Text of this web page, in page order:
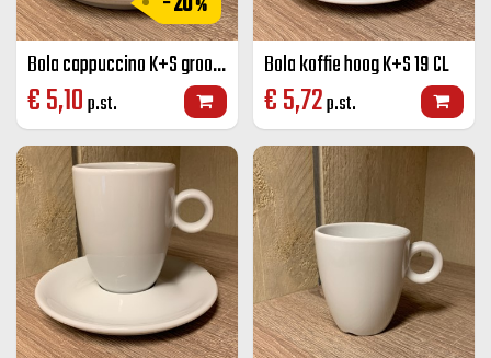
%
Bola cappuccino K+S groot 280 cc.
€5,10p.st.
Bola koffie hoog K+S 19 CL
€5,72p.st.